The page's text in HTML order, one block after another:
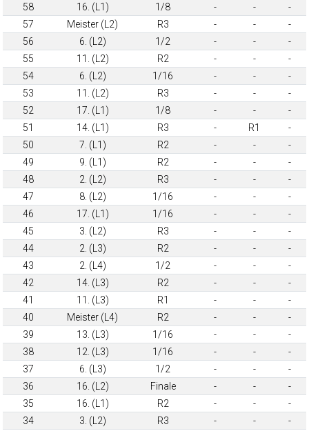
58
16. (L1) 1/8 - -
-
57
Meister (L2) R3 - -
-
56
6. (L2) 1/2 - -
-
55
11. (L2) R2 - -
-
54
6. (L2) 1/16 - -
-
53
11. (L2) R3 - -
-
52
17. (L1) 1/8 - -
-
51
14. (L1) R3 - R1
-
50
7. (L1) R2 - -
-
49
9. (L1) R2 - -
-
48
2. (L2) R3 - -
-
47
8. (L2) 1/16 - -
-
46
17. (L1) 1/16 - -
-
45
3. (L2) R3 - -
-
44
2. (L3) R2 - -
-
43
2. (L4) 1/2 - -
-
42
14. (L3) R2 - -
-
41
11. (L3) R1 - -
-
40
Meister (L4) R2 - -
-
39
13. (L3) 1/16 - -
-
38
12. (L3) 1/16 - -
-
37
6. (L3) 1/2 - -
-
36
16. (L2) Finale - -
-
35
16. (L1) R2 - -
-
34
3. (L2) R3 - -
-